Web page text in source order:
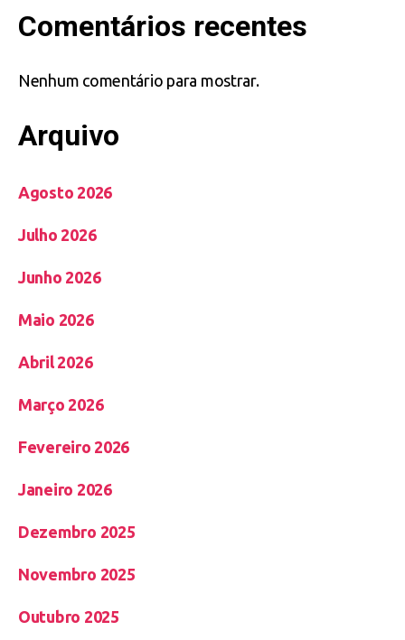
Comentários recentes
Nenhum comentário para mostrar.
Arquivo
Agosto 2026
Julho 2026
Junho 2026
Maio 2026
Abril 2026
Março 2026
Fevereiro 2026
Janeiro 2026
Dezembro 2025
Novembro 2025
Outubro 2025